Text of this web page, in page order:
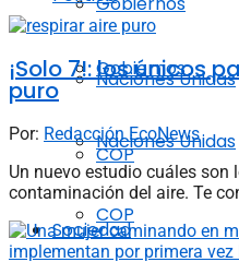
Naciones Unidas
COP
Sociedad
Gobiernos
Naciones Unidas
COP
¡Solo 7!: los únicos
puro
Por: Redacción EcoNews
Un nuevo estudio cuáles
contaminación del aire. Te